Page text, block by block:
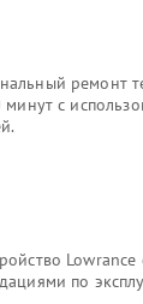
ремонт
с
Lowrance
по